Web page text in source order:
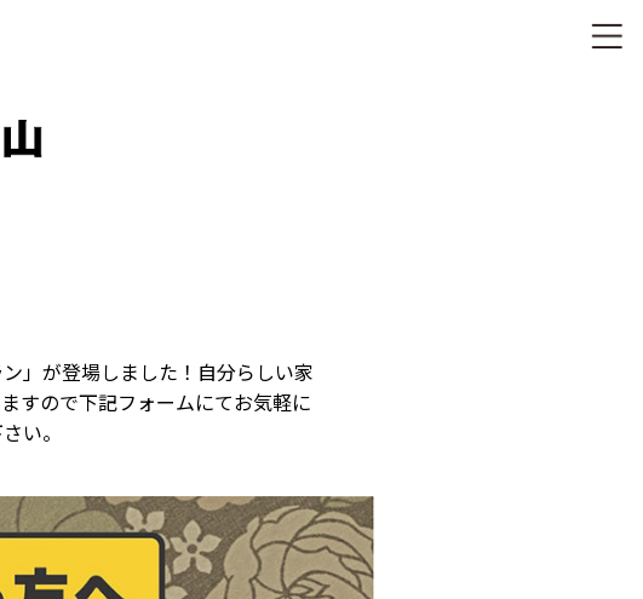
」が登場しました！自分らしい家
すので下記フォームにてお気軽に
い。